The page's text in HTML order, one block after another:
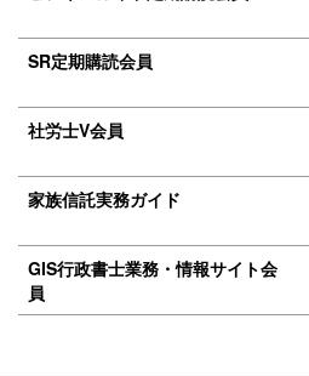
SR定期購読会員
社労士V会員
家族信託実務ガイド
GIS行政書士業務・情報サイト会
員